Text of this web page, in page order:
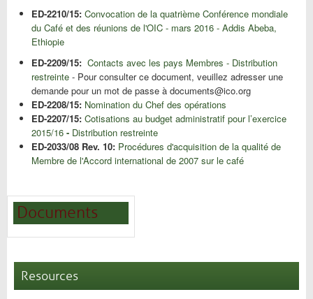
ED-2210/15: Convocation de la quatrième Conférence mondiale
du Café et des réunions de l'OIC - mars 2016 - Addis Abeba,
Ethiopie
ED-2209/15: Contacts avec les pays Membres - Distribution
restreinte - Pour consulter ce document, veuillez adresser une
demande pour un mot de passe à documents@ico.org
ED-2208/15: Nomination du Chef des opérations
ED-2207/15: Cotisations au budget administratif pour l’exercice
2015/16 - Distribution restreinte
ED-2033/08 Rev. 10: Procédures d'acquisition de la qualité de
Membre de l'Accord international de 2007 sur le café
Documents
Resources